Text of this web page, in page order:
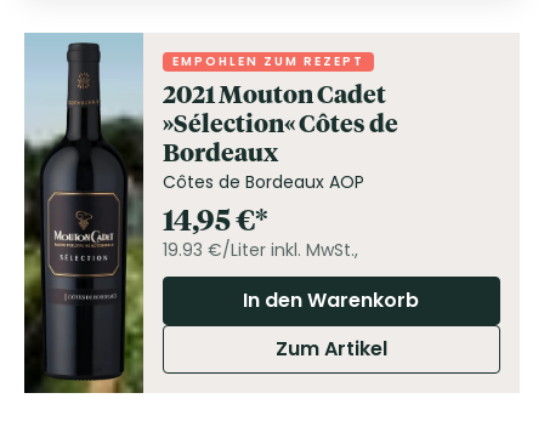
EMPOHLEN ZUM REZEPT
2021 Mouton Cadet
»Sélection« Côtes de
Bordeaux
Côtes de Bordeaux AOP
14,95€
19.93 €/Literinkl. MwSt.,
In den Warenkorb
Zum Artikel